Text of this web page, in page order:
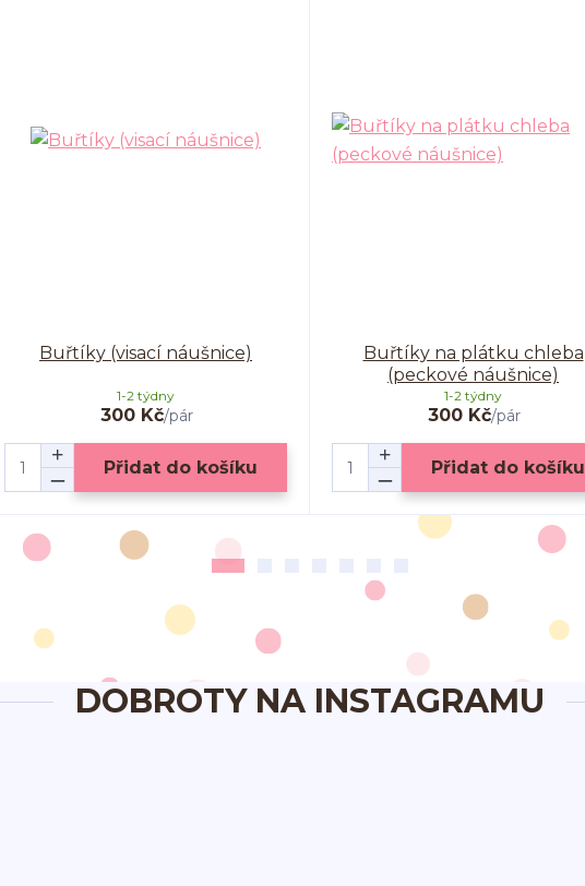
Buřtíky (visací náušnice)
300 Kč/pár
1-2 týdny
Přidat do košíku
Buřtíky na plátku chleba
(peckové náušnice)
300 Kč/pár
1-2 týdny
Přidat do košíku
DOBROTY NA INSTAGRAMU